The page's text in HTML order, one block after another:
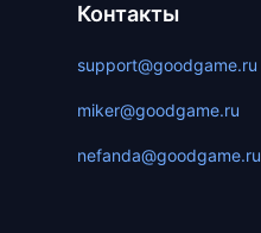
Контакты
support@goodgame.ru
miker@goodgame.ru
nefanda@goodgame.ru